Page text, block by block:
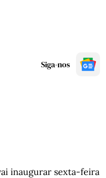
Siga-nos
inaugurar sexta-feira